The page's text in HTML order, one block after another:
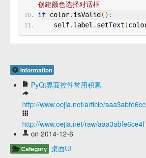
创建颜色选择对话框
if color. isValid ():
    self
. label . setText (
Information
PyQt界面控件常用积累
http://www.oejia.net/article/
http://www.oejia.net/raw/
on 2014-12-6
Category 桌面UI